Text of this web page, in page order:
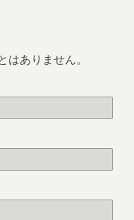
ありません。